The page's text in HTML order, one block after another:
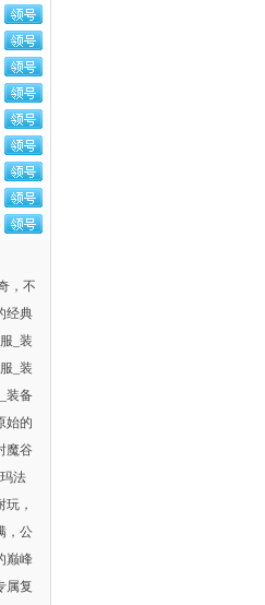
，不
经典
_装
_装
装备
始的
魔谷
法
，
，公
巅峰
属复